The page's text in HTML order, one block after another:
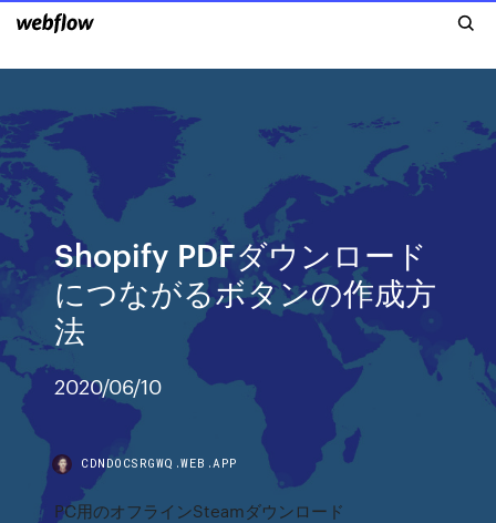
Shopify PDFダウンロード
につながるボタンの作成方
法
2020/06/10
CDNDOCSRGWQ.WEB.APP
PC用のオフラインSteamダウンロード